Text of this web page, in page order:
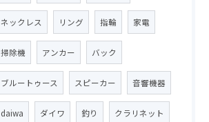
ネックレス リング 指輪 家電
掃除機 アンカー バック
ブルートゥース スピーカー 音響機器
daiwa ダイワ 釣り クラリネット